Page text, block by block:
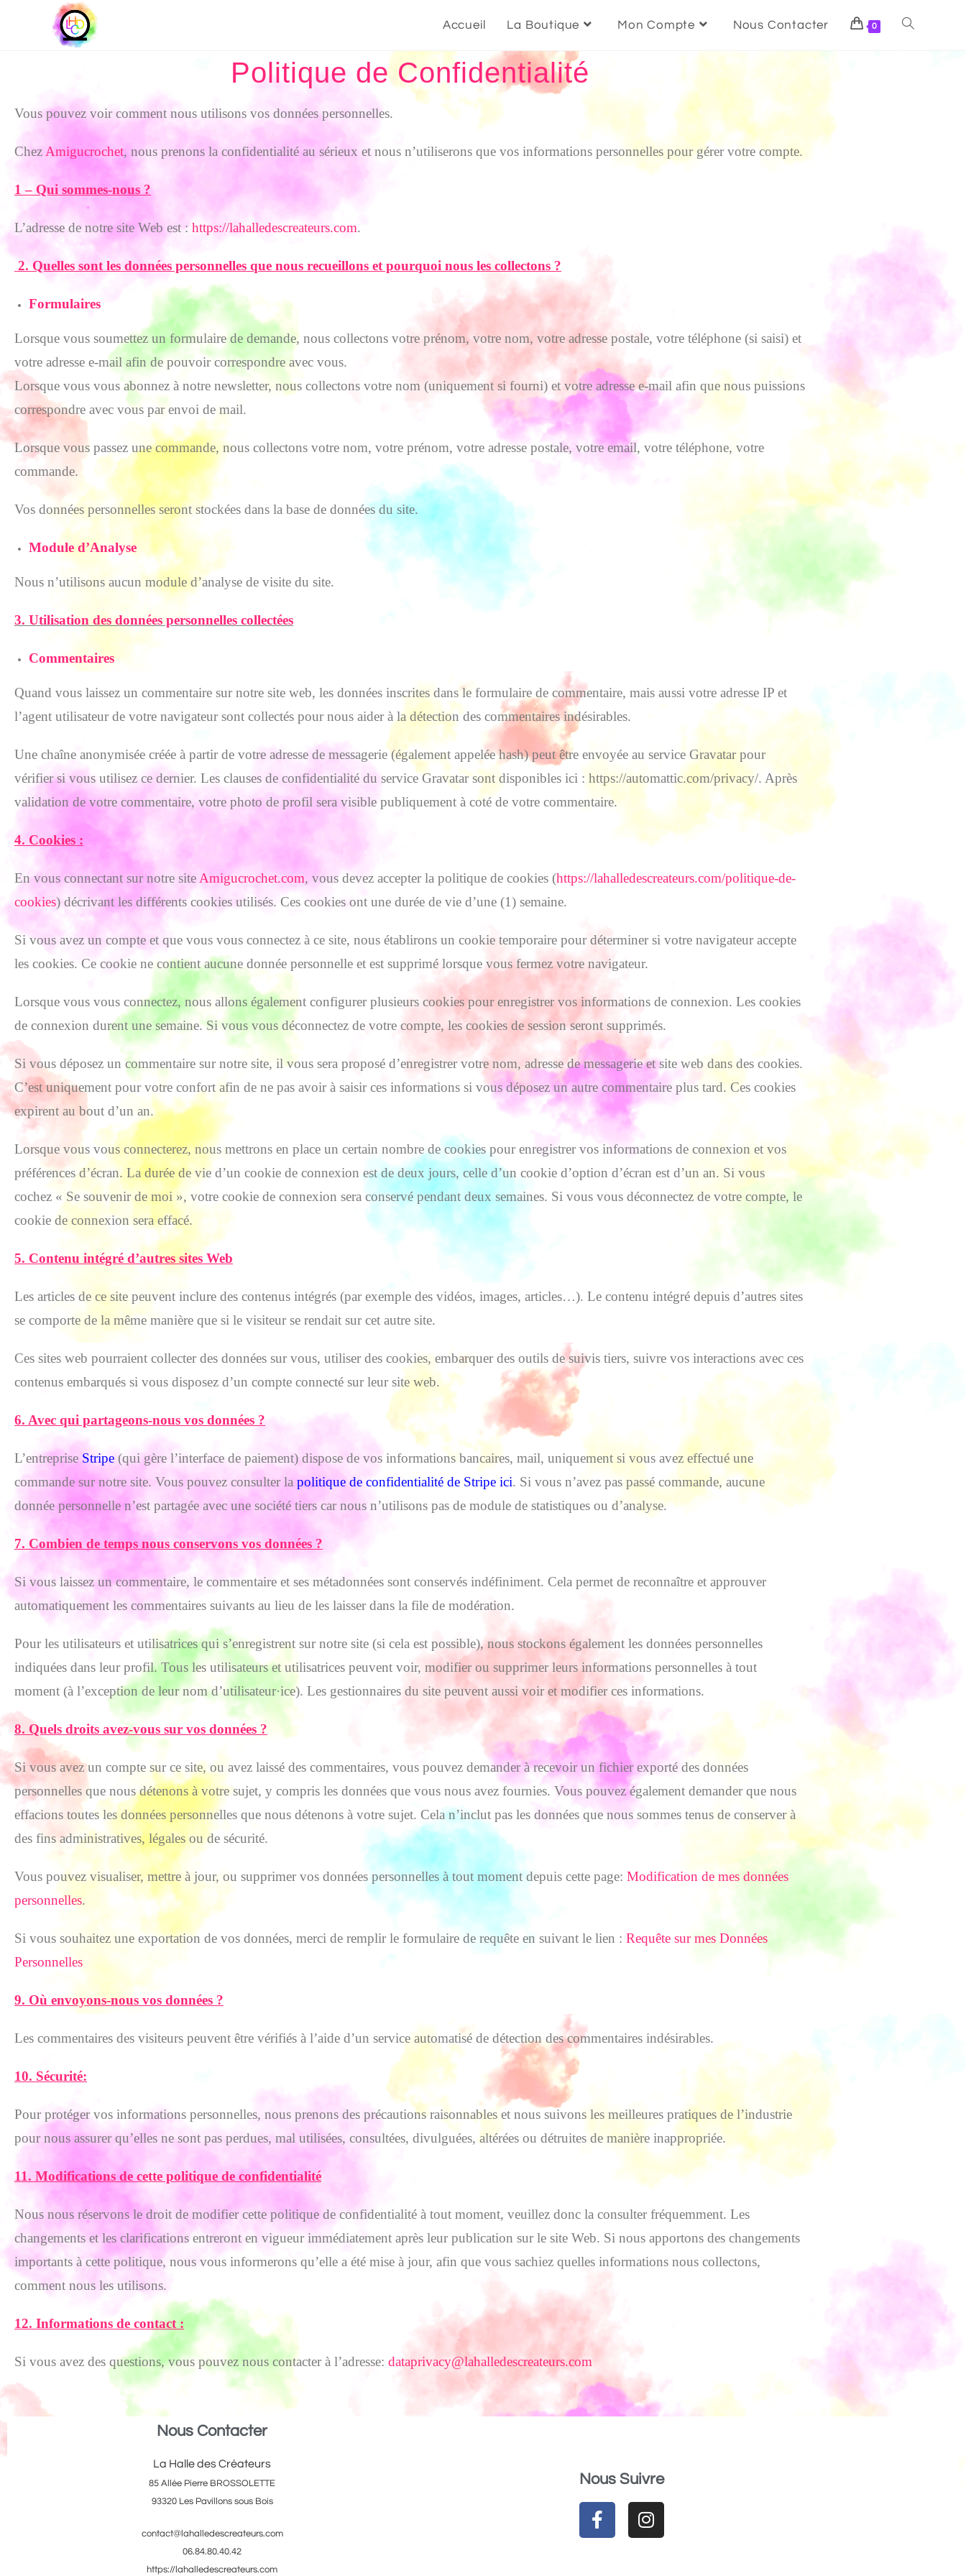
Accueil La Boutique Mon Compte Nous Contacter 0
Politique de Confidentialité
Vous pouvez voir comment nous utilisons vos données personnelles.
Chez Amigucrochet, nous prenons la confidentialité au sérieux et nous n’utiliserons que vos informations personnelles pour gérer votre compte.
1 – Qui sommes-nous ?
L’adresse de notre site Web est :https://lahalledescreateurs.com.
2.Quelles sont les données personnelles que nous recueillons et pourquoi nous les collectons ?
Formulaires
Lorsque vous soumettez un formulaire de demande, nous collectons votre prénom, votre nom, votre adresse postale, votre téléphone (si saisi) et
votre adresse e-mail afin de pouvoir correspondre avec vous.
Lorsque vous vous abonnez à notre newsletter, nous collectons votre nom (uniquement si fourni) et votre adresse e-mail afin que nous puissions
correspondre avec vous par envoi de mail.
Lorsque vous passez une commande, nous collectons votre nom, votre prénom, votre adresse postale, votre email, votre téléphone, votre
commande.
Vos données personnelles seront stockées dans la base de données du site.
Module d’Analyse
Nous n’utilisons aucun module d’analyse de visite du site.
3. Utilisation des données personnelles collectées
Commentaires
Quand vous laissez un commentaire sur notre site web, les données inscrites dans le formulaire de commentaire, mais aussi votre adresse IP et
l’agent utilisateur de votre navigateur sont collectés pour nous aider à la détection des commentaires indésirables.
Une chaîne anonymisée créée à partir de votre adresse de messagerie (également appelée hash) peut être envoyée au service Gravatar pour
vérifier si vous utilisez ce dernier. Les clauses de confidentialité du service Gravatar sont disponibles ici : https://automattic.com/privacy/. Après
validation de votre commentaire, votre photo de profil sera visible publiquement à coté de votre commentaire.
4. Cookies :
En vous connectant sur notre site Amigucrochet.com, vous devez accepter la politique de cookies (https://lahalledescreateurs.com/politique-de-
cookies) décrivant les différents cookies utilisés. Ces cookies ont une durée de vie d’une (1) semaine.
Si vous avez un compte et que vous vous connectez à ce site, nous établirons un cookie temporaire pour déterminer si votre navigateur accepte
les cookies. Ce cookie ne contient aucune donnée personnelle et est supprimé lorsque vous fermez votre navigateur.
Lorsque vous vous connectez, nous allons également configurer plusieurs cookies pour enregistrer vos informations de connexion. Les cookies
de connexion durent une semaine. Si vous vous déconnectez de votre compte, les cookies de session seront supprimés.
Si vous déposez un commentaire sur notre site, il vous sera proposé d’enregistrer votre nom, adresse de messagerie et site web dans des cookies.
C’est uniquement pour votre confort afin de ne pas avoir à saisir ces informations si vous déposez un autre commentaire plus tard. Ces cookies
expirent au bout d’un an.
Lorsque vous vous connecterez, nous mettrons en place un certain nombre de cookies pour enregistrer vos informations de connexion et vos
préférences d’écran. La durée de vie d’un cookie de connexion est de deux jours, celle d’un cookie d’option d’écran est d’un an. Si vous
cochez « Se souvenir de moi », votre cookie de connexion sera conservé pendant deux semaines. Si vous vous déconnectez de votre compte, le
cookie de connexion sera effacé.
5. Contenu intégré d’autres sites Web
Les articles de ce site peuvent inclure des contenus intégrés (par exemple des vidéos, images, articles…). Le contenu intégré depuis d’autres sites
se comporte de la même manière que si le visiteur se rendait sur cet autre site.
Ces sites web pourraient collecter des données sur vous, utiliser des cookies, embarquer des outils de suivis tiers, suivre vos interactions avec ces
contenus embarqués si vous disposez d’un compte connecté sur leur site web.
6. Avec qui partageons-nous vos données ?
L’entreprise Stripe (qui gère l’interface de paiement) dispose de vos informations bancaires, mail, uniquement si vous avez effectué une
commande sur notre site. Vous pouvez consulter la politique de confidentialité de Stripe ici. Si vous n’avez pas passé commande, aucune
donnée personnelle n’est partagée avec une société tiers car nous n’utilisons pas de module de statistiques ou d’analyse.
7. Combien de temps nous conservons vos données ?
Si vous laissez un commentaire, le commentaire et ses métadonnées sont conservés indéfiniment. Cela permet de reconnaître et approuver
automatiquement les commentaires suivants au lieu de les laisser dans la file de modération.
Pour les utilisateurs et utilisatrices qui s’enregistrent sur notre site (si cela est possible), nous stockons également les données personnelles
indiquées dans leur profil. Tous les utilisateurs et utilisatrices peuvent voir, modifier ou supprimer leurs informations personnelles à tout
moment (à l’exception de leur nom d’utilisateur·ice). Les gestionnaires du site peuvent aussi voir et modifier ces informations.
8. Quels droits avez-vous sur vos données ?
Si vous avez un compte sur ce site, ou avez laissé des commentaires, vous pouvez demander à recevoir un fichier exporté des données
personnelles que nous détenons à votre sujet, y compris les données que vous nous avez fournies. Vous pouvez également demander que nous
effacions toutes les données personnelles que nous détenons à votre sujet. Cela n’inclut pas les données que nous sommes tenus de conserver à
des fins administratives, légales ou de sécurité.
Vous pouvez visualiser, mettre à jour, ou supprimer vos données personnelles à tout moment depuis cette page: Modification de mes données
personnelles.
Si vous souhaitez une exportation de vos données, merci de remplir le formulaire de requête en suivant le lien : Requête sur mes Données
Personnelles
9. Où envoyons-nous vos données ?
Les commentaires des visiteurs peuvent être vérifiés à l’aide d’un service automatisé de détection des commentaires indésirables.
10. Sécurité:
Pour protéger vos informations personnelles, nous prenons des précautions raisonnables et nous suivons les meilleures pratiques de l’industrie
pour nous assurer qu’elles ne sont pas perdues, mal utilisées, consultées, divulguées, altérées ou détruites de manière inappropriée.
11. Modifications de cette politique de confidentialité
Nous nous réservons le droit de modifier cette politique de confidentialité à tout moment, veuillez donc la consulter fréquemment. Les
changements et les clarifications entreront en vigueur immédiatement après leur publication sur le site Web. Si nous apportons des changements
importants à cette politique, nous vous informerons qu’elle a été mise à jour, afin que vous sachiez quelles informations nous collectons,
comment nous les utilisons.
12. Informations de contact :
Si vous avez des questions, vous pouvez nous contacter à l’adresse: dataprivacy@lahalledescreateurs.com
Nous Contacter
La Halle des Créateurs
85 Allée Pierre BROSSOLETTE
93320 Les Pavillons sous Bois
contact@lahalledescreateurs.com
06.84.80.40.42
https://lahalledescreateurs.com
Nous Suivre